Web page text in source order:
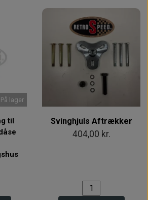
På lager
til
Svinghjuls Aftrækker
404,00 kr.